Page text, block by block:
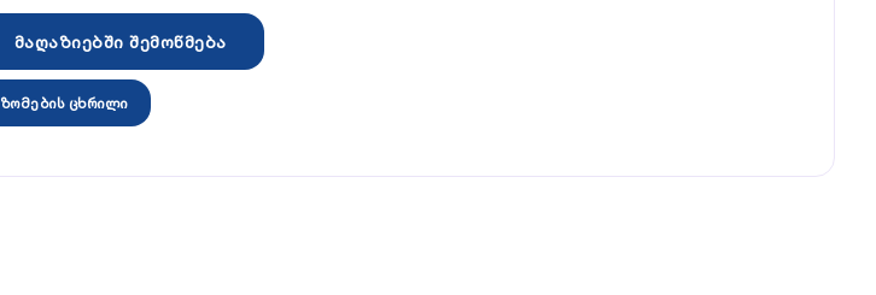
მაღაზიებში შემოწმება
ზომების ცხრილი